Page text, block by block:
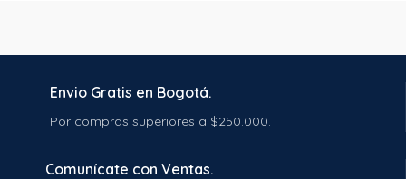
Envio Gratis en Bogotá.
Por compras superiores a $250.000.
Comunícate con Ventas.